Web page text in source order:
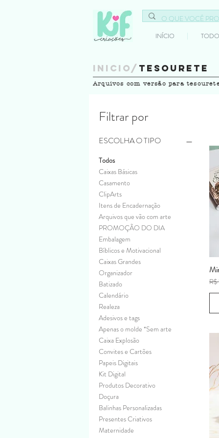
INÍCIO
INICIO/ tesourete
Arquivos com versão para
Filtrar por
ESCOLHA O TIPO
Todos
Caixas Básicas
Casamento
ClipArts
Itens de Encadernação
Arquivos que vão com arte
PROMOÇÃO DO DIA
Embalagem
Bíblicos e Motivacional
Caixas Grandes
Organizador
Batizado
Calendário
Realeza
Adesivos e tags
Apenas o molde *Sem arte
Caixa Explosão
Convites e Cartões
Papeis Digitais
Kit Digital
Produtos Decorativo
Doçura
Balinhas Personalizadas
Presentes Criativos
Maternidade
R$